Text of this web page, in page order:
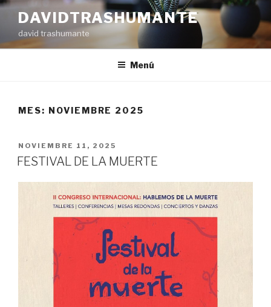
Ir
contenido
DAVIDTRASHUMANTE
david trashumante
Menú
MES: NOVIEMBRE 2025
PUBLICADO
EN
NOVIEMBRE 11, 2025
FESTIVAL DE LA MUERTE